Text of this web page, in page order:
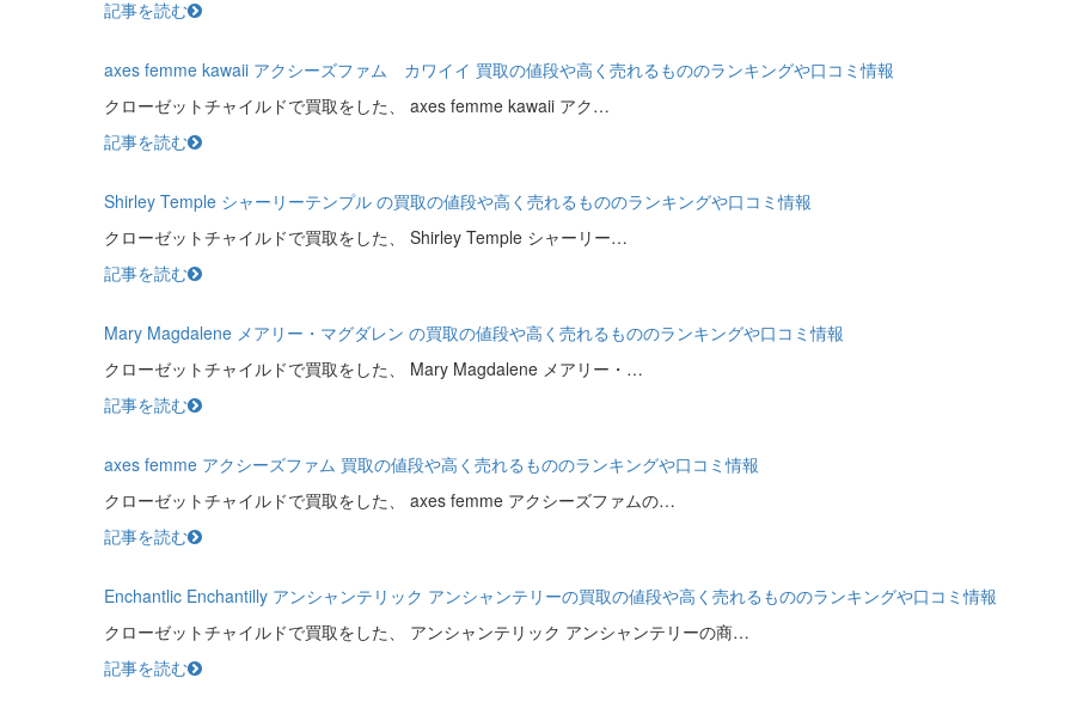
記事を読む
axes femme kawaii アクシーズファム カワイイ 買取の値段や高く売れるもののランキングや口コミ情報
クローゼットチャイルドで買取をした、 axes femme kawaii アク…
記事を読む
Shirley Temple シャーリーテンプル の買取の値段や高く売れるもののランキングや口コミ情報
クローゼットチャイルドで買取をした、 Shirley Temple シャーリー…
記事を読む
Mary Magdalene メアリー・マグダレン の買取の値段や高く売れるもののランキングや口コミ情報
クローゼットチャイルドで買取をした、 Mary Magdalene メアリー・…
記事を読む
axes femme アクシーズファム 買取の値段や高く売れるもののランキングや口コミ情報
クローゼットチャイルドで買取をした、 axes femme アクシーズファムの…
記事を読む
Enchantlic Enchantilly アンシャンテリック アンシャンテリーの買取の値段や高く売れるもののランキングや口コミ情報
クローゼットチャイルドで買取をした、 アンシャンテリック アンシャンテリーの商…
記事を読む